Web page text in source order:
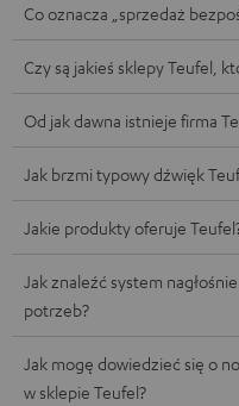
Co oznacza „sprzedaż
Czy są jakieś sklepy Teufel,
Od jak dawna istnieje firma
Jak brzmi typowy dźwięk
Jakie produkty oferuje
Jak znaleźć system
potrzeb?
Jak mogę dowiedzieć się o
w sklepie Teufel?